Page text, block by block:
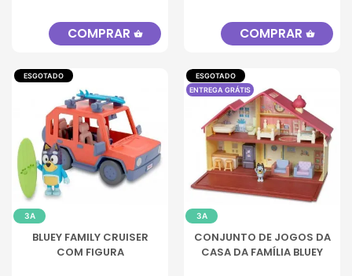
COMPRAR shopping_basket COMPRAR shopping_basket
ESGOTADO
3A
BLUEY FAMILY CRUISER
COM FIGURA
ESGOTADO
ENTREGA GRÁTIS
3A
CONJUNTO DE JOGOS DA
CASA DA FAMÍLIA BLUEY